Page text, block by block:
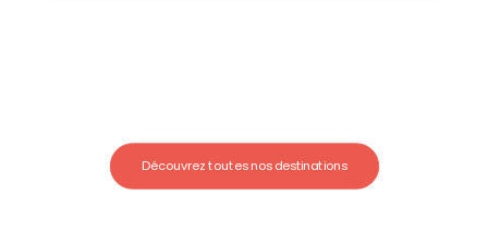
Découvrez toutes nos destinations